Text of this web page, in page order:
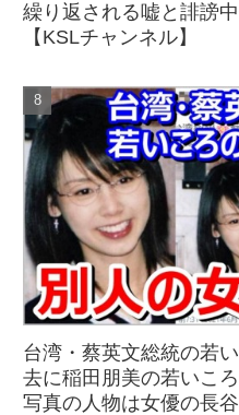
繰り返される嘘と誹謗
【KSLチャンネル】
台湾・蔡英文総統の若
去に稲田朋美の若いこ
写真の人物は女優の長